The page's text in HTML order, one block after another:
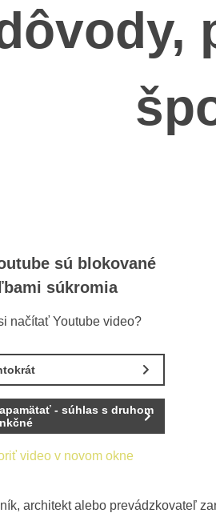
sú blokované
súkromia
načítať Youtube video?
- súhlas s druhom
video v novom okne
architekt alebo prevádzkovateľ